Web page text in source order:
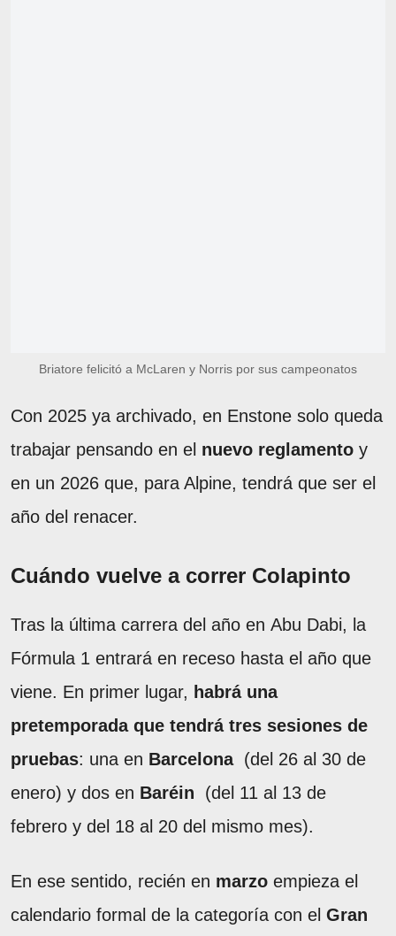
Briatore felicitó a McLaren y Norris por sus campeonatos
Con 2025 ya archivado, en Enstone solo queda
trabajar pensando en el nuevo reglamento y
en un 2026 que, para Alpine, tendrá que ser el
año del renacer.
Cuándo vuelve a correr Colapinto
Tras la última carrera del año en Abu Dabi, la
Fórmula 1 entrará en receso hasta el año que
viene. En primer lugar, habrá una
pretemporada que tendrá tres sesiones de
pruebas: una en Barcelona (del 26 al 30 de
enero) y dos en Baréin (del 11 al 13 de
febrero y del 18 al 20 del mismo mes).
En ese sentido, recién en marzo empieza el
calendario formal de la categoría con el Gran